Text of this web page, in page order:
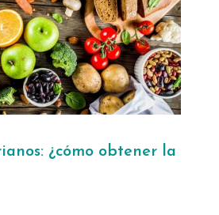
¿cómo obtener la